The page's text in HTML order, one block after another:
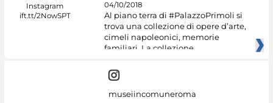
04/10/2018
Al piano terra di #PalazzoPrimoli si
trova una collezione di opere d’arte,
cimeli napoleonici, memorie
familiari. La collezione
museiincomuneroma